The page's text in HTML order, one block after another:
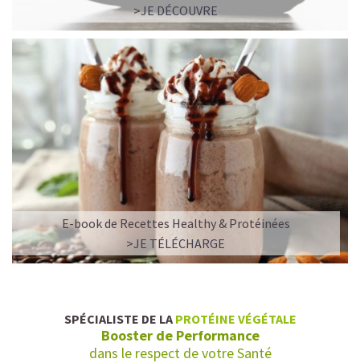
>JE DÉCOUVRE
E-book de Recettes Healthy & Protéinées
>JE TÉLÉCHARGE
SPÉCIALISTE DE LA PROTÉINE VÉGÉTALE
Booster de Performance
dans le respect de votre Santé